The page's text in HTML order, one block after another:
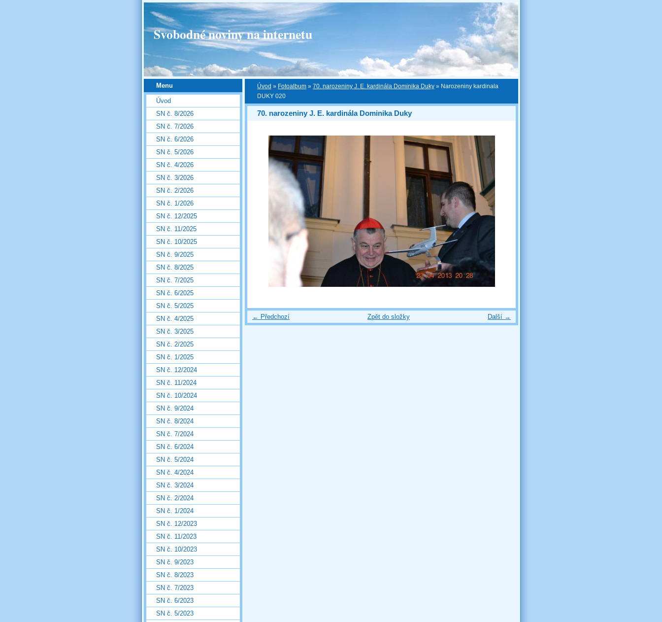
Svobodné noviny na internetu
Úvod » Fotoalbum » 70. narozeniny J. E. kardinála Dominika Duky » Narozeniny kardinala
DUKY 020
70. narozeniny J. E. kardinála Dominika Duky
← Předchozí Další →
Zpět do složky
Menu
Úvod
SN č. 8/2026
SN č. 7/2026
SN č. 6/2026
SN č. 5/2026
SN č. 4/2026
SN č. 3/2026
SN č. 2/2026
SN č. 1/2026
SN č. 12/2025
SN č. 11/2025
SN č. 10/2025
SN č. 9/2025
SN č. 8/2025
SN č. 7/2025
SN č. 6/2025
SN č. 5/2025
SN č. 4/2025
SN č. 3/2025
SN č. 2/2025
SN č. 1/2025
SN č. 12/2024
SN č. 11/2024
SN č. 10/2024
SN č. 9/2024
SN č. 8/2024
SN č. 7/2024
SN č. 6/2024
SN č. 5/2024
SN č. 4/2024
SN č. 3/2024
SN č. 2/2024
SN č. 1/2024
SN č. 12/2023
SN č. 11/2023
SN č. 10/2023
SN č. 9/2023
SN č. 8/2023
SN č. 7/2023
SN č. 6/2023
SN č. 5/2023